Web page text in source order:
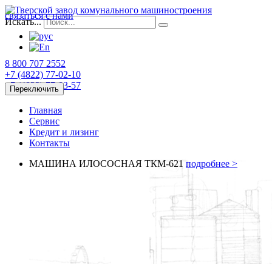
Искать...
связаться с нами
8 800 707 2552
+7 (4822) 77-02-10
+7 (4822)77-03-57
Переключить
Главная
Сервис
Кредит и лизинг
Контакты
МАШИНА ИЛОСОСНАЯ ТКМ-621 подробнее >